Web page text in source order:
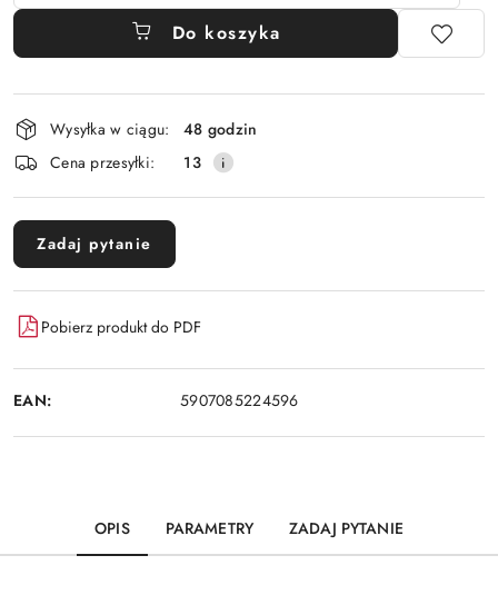
Do koszyka
Dostępność
i
dostawa
Wysyłka w ciągu:
48 godzin
Cena przesyłki:
13
Zadaj pytanie
Pobierz produkt do PDF
EAN: 5907085224596
OPIS PARAMETRY ZADAJ PYTANIE